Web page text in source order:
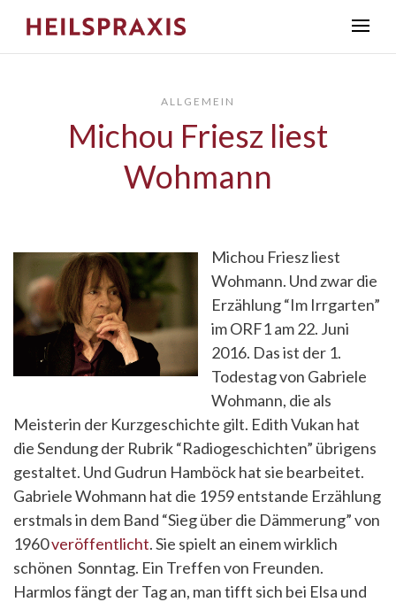
ALLGEMEIN
Michou Friesz liest
Wohmann
Michou Friesz liest
Wohmann. Und zwar die
Erzählung “Im Irrgarten”
im ORF1 am 22. Juni
2016. Das ist der 1.
Todestag von Gabriele
Wohmann, die als
Meisterin der Kurzgeschichte gilt. Edith Vukan hat
die Sendung der Rubrik “Radiogeschichten” übrigens
gestaltet. Und Gudrun Hamböck hat sie bearbeitet.
Gabriele Wohmann hat die 1959 entstande Erzählung
erstmals in dem Band “Sieg über die Dämmerung” von
1960veröffentlicht. Sie spielt an einem wirklich
schönen Sonntag. Ein Treffen von Freunden.
Harmlos fängt der Tag an, man tifft sich bei Elsa und